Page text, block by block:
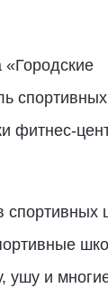
спортивных
фитнес-
спортивных
ушу и